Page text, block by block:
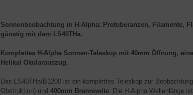
Sonnenbeobachtung in H-Alpha: Protuberanzen, Filamente,
günstig mit dem LS40THa.
Komplettes H-Alpha Sonnen-Teleskop mit 40mm Öffnung,
Helikal Okularauszug.
Das LS40THa/B1200 ist ein komplettes Teleskop zur
Obstruktion) und 400mm Brennweite. Die H-Alpha Wellenlänge